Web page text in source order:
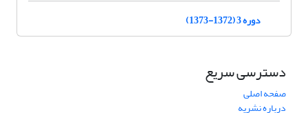
دوره 3 (1372-1373)
دسترسی سریع
صفحه اصلی
درباره نشریه